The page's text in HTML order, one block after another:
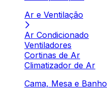
Ar e Ventilação
Ar Condicionado
Ventiladores
Cortinas de Ar
Climatizador de Ar
Cama, Mesa e Banho